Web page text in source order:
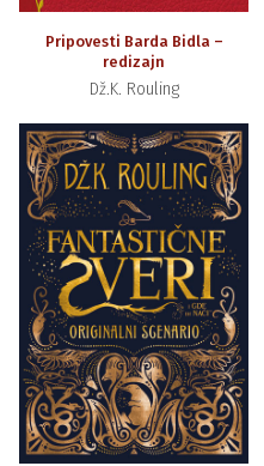
Pripovesti Barda Bidla –
redizajn
Dž.K. Rouling